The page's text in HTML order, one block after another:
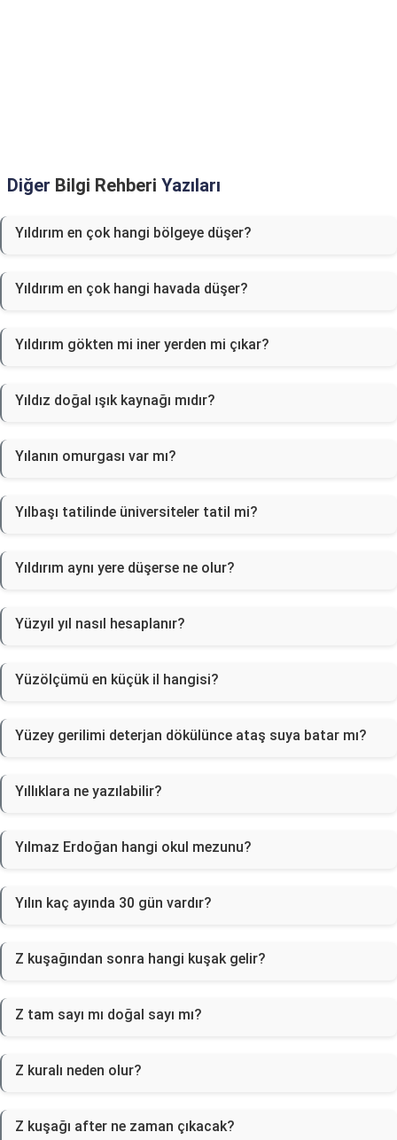
Diğer Bilgi Rehberi Yazıları
Yıldırım en çok hangi bölgeye düşer?
Yıldırım en çok hangi havada düşer?
Yıldırım gökten mi iner yerden mi çıkar?
Yıldız doğal ışık kaynağı mıdır?
Yılanın omurgası var mı?
Yılbaşı tatilinde üniversiteler tatil mi?
Yıldırım aynı yere düşerse ne olur?
Yüzyıl yıl nasıl hesaplanır?
Yüzölçümü en küçük il hangisi?
Yüzey gerilimi deterjan dökülünce ataş suya batar mı?
Yıllıklara ne yazılabilir?
Yılmaz Erdoğan hangi okul mezunu?
Yılın kaç ayında 30 gün vardır?
Z kuşağından sonra hangi kuşak gelir?
Z tam sayı mı doğal sayı mı?
Z kuralı neden olur?
Z kuşağı after ne zaman çıkacak?